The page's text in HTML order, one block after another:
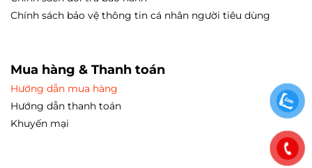
Chính sách bảo vệ thông tin cá nhân người tiêu dùng
Mua hàng & Thanh toán
Hướng dẫn mua hàng
Hướng dẫn thanh toán
Khuyến mại